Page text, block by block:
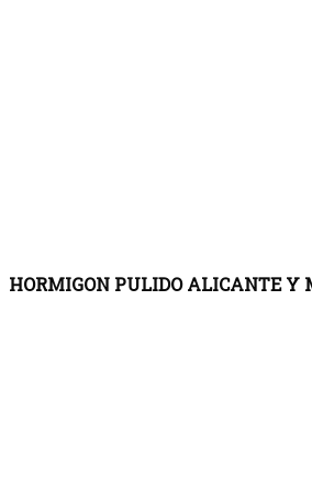
HORMIGON PULIDO ALICANTE Y